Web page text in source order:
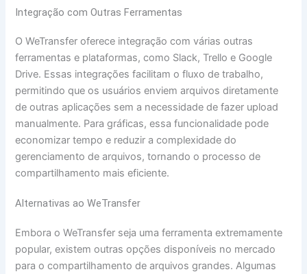
Integração com Outras Ferramentas
O WeTransfer oferece integração com várias outras
ferramentas e plataformas, como Slack, Trello e Google
Drive. Essas integrações facilitam o fluxo de trabalho,
permitindo que os usuários enviem arquivos diretamente
de outras aplicações sem a necessidade de fazer upload
manualmente. Para gráficas, essa funcionalidade pode
economizar tempo e reduzir a complexidade do
gerenciamento de arquivos, tornando o processo de
compartilhamento mais eficiente.
Alternativas ao WeTransfer
Embora o WeTransfer seja uma ferramenta extremamente
popular, existem outras opções disponíveis no mercado
para o compartilhamento de arquivos grandes. Algumas